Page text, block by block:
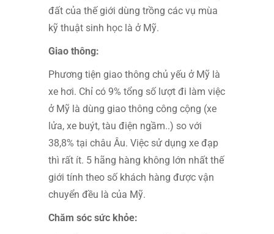
đất của thế giới dùng trồng các vụ mùa
kỹ thuật sinh học là ở Mỹ.
Giao thông:
Phương tiện giao thông chủ yếu ở Mỹ là
xe hơi. Chỉ có 9% tổng số lượt đi làm việc
ở Mỹ là dùng giao thông công cộng (xe
lửa, xe buýt, tàu điện ngầm..) so với
38,8% tại châu Âu. Việc sử dụng xe đạp
thì rất ít. 5 hãng hàng không lớn nhất thế
giới tính theo số khách hàng được vận
chuyển đều là của Mỹ.
Chăm sóc sức khỏe: